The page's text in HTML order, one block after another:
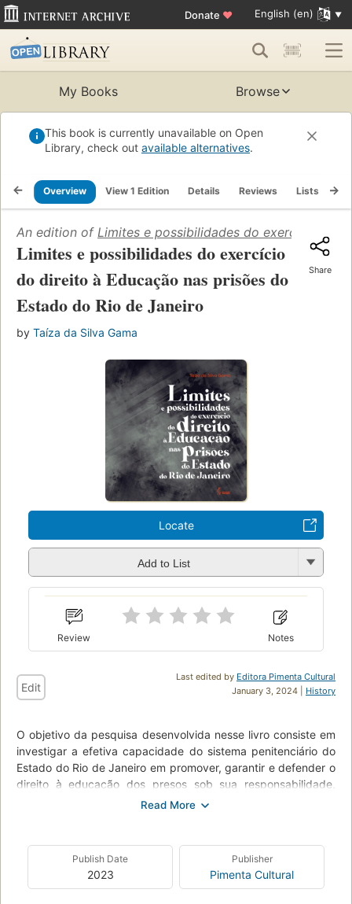
Donate ♥ English (en)
My Books Browse
This book is currently unavailable on Open
Library, check out available alternatives.
Overview View 1 Edition Details Reviews Lists
An edition of Limites e possibilidades do exercício do
Limites e possibilidades do exercício
do direito à Educação nas prisões do
Estado do Rio de Janeiro
by Taíza da Silva Gama
Share
Locate
Add to List
Review Notes
Last edited by Editora Pimenta Cultural
January 3, 2024 | History
Edit
O objetivo da pesquisa desenvolvida nesse livro consiste em
investigar a efetiva capacidade do sistema penitenciário do
Estado do Rio de Janeiro em promover, garantir e defender o
direito à educação dos presos sob sua responsabilidade,
tendo como marco referencial os princípios e orientações
institucionalização da educação em prisões como parte
constituinte da política educacional brasileira
Publish Date
2023
Publisher
Pimenta Cultural